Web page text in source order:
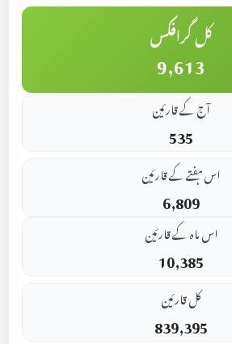
کل گرافکس
9,613
آج کے قارئین
535
اس ہفتے کے قارئین
6,809
اس ماہ کے قارئین
10,385
کل قارئین
839,395